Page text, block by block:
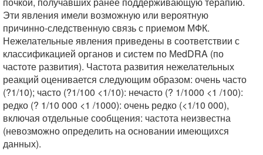
Эти явления имели возможную или вероятную
причинно-следственную связь с приемом МФК.
Нежелательные явления приведены в соответствии с
классификацией органов и систем по МеdDRA (по
частоте развития). Частота развития нежелательных
реакций оценивается следующим образом: очень часто
(?1/10); часто (?1/100 <1/10): нечасто (? 1/1000 <1 /100):
редко (? 1/10 000 <1 /1000): очень редко (<1/10 000),
включая отдельные сообщения: частота неизвестна
(невозможно определить на основании имеющихся
данных).